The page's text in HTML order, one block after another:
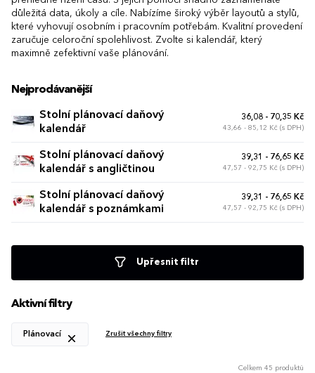
důležitá data, úkoly a cíle. Nabízíme široký výběr layoutů a stylů,
které vyhovují osobním i pracovním potřebám. Kvalitní provedení
zaručuje celoroční spolehlivost. Zvolte si kalendář, který
maximně zefektivní vaše plánování.
Nejprodávanější
Stolní plánovací daňový
kalendář
36,08 - 70,35 Kč
43,66 - 85,12 Kč (s DPH)
Stolní plánovací daňový
kalendář s angličtinou
39,31 - 76,65 Kč
47,57 - 92,75 Kč (s DPH)
Stolní plánovací daňový
kalendář s poznámkami
39,31 - 76,65 Kč
47,57 - 92,75 Kč (s DPH)
Upřesnit filtr
Aktivní filtry
Plánovací Zrušit všechny filtry
Celkem 45 produktů